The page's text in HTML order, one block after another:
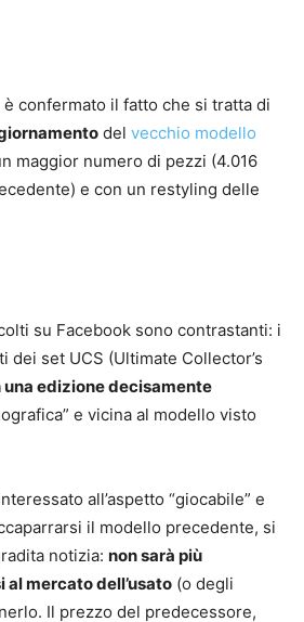
confermato il fatto che si tratta di
del vecchio modello
maggior numero di pezzi (4.016
e con un restyling delle
su Facebook sono contrastanti: i
set UCS (Ultimate Collector’s
una edizione decisamente
e vicina al modello visto
all’aspetto “giocabile” e
il modello precedente, si
notizia: non sarà più
mercato dell’usato (o degli
Il prezzo del predecessore,